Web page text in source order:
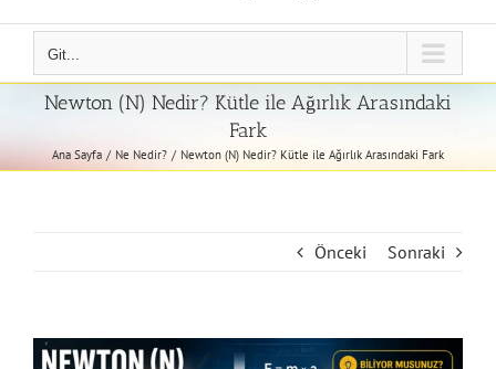
Git...
Newton (N) Nedir? Kütle ile Ağırlık Arasındaki
Fark
Ana Sayfa Ne Nedir? Newton (N) Nedir? Kütle ile Ağırlık Arasındaki Fark
Önceki Sonraki
View